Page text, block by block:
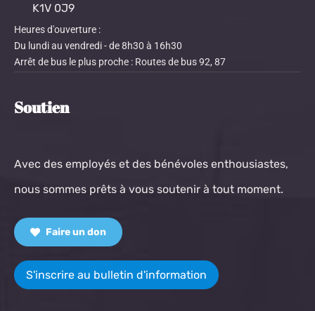
K1V 0J9
Heures d'ouverture :
Du lundi au vendredi - de 8h30 à 16h30
Arrêt de bus le plus proche : Routes de bus 92, 87
Soutien
Avec des employés et des bénévoles enthousiastes,
nous sommes prêts à vous soutenir à tout moment.
Faire un don
S'inscrire au bulletin d'information